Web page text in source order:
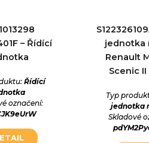
– Řídící
Řídící
označení:
jednotka
Renault
Scenic II
Typ
jednotka
Skladové